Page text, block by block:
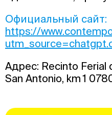
Официальный сайт:
https://
Адрес: Recinto Ferial
San Antonio, km 1